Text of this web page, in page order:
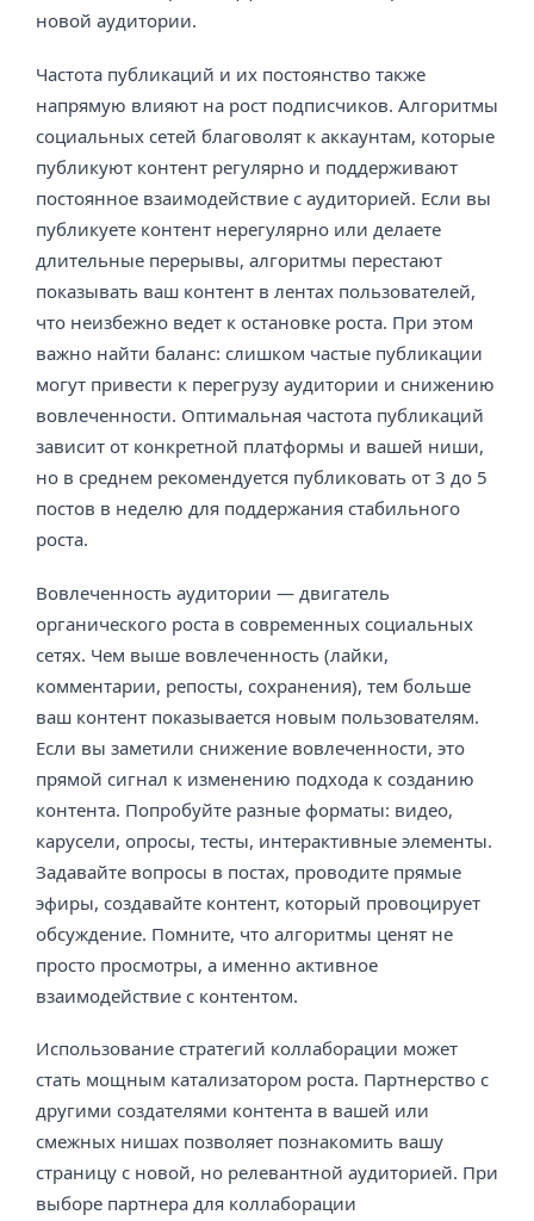
новой аудитории.
Частота публикаций и их постоянство также
напрямую влияют на рост подписчиков. Алгоритмы
социальных сетей благоволят к аккаунтам, которые
публикуют контент регулярно и поддерживают
постоянное взаимодействие с аудиторией. Если вы
публикуете контент нерегулярно или делаете
длительные перерывы, алгоритмы перестают
показывать ваш контент в лентах пользователей,
что неизбежно ведет к остановке роста. При этом
важно найти баланс: слишком частые публикации
могут привести к перегрузу аудитории и снижению
вовлеченности. Оптимальная частота публикаций
зависит от конкретной платформы и вашей ниши,
но в среднем рекомендуется публиковать от 3 до 5
постов в неделю для поддержания стабильного
роста.
Вовлеченность аудитории — двигатель
органического роста в современных социальных
сетях. Чем выше вовлеченность (лайки,
комментарии, репосты, сохранения), тем больше
ваш контент показывается новым пользователям.
Если вы заметили снижение вовлеченности, это
прямой сигнал к изменению подхода к созданию
контента. Попробуйте разные форматы: видео,
карусели, опросы, тесты, интерактивные элементы.
Задавайте вопросы в постах, проводите прямые
эфиры, создавайте контент, который провоцирует
обсуждение. Помните, что алгоритмы ценят не
просто просмотры, а именно активное
взаимодействие с контентом.
Использование стратегий коллаборации может
стать мощным катализатором роста. Партнерство с
другими создателями контента в вашей или
смежных нишах позволяет познакомить вашу
страницу с новой, но релевантной аудиторией. При
выборе партнера для коллаборации